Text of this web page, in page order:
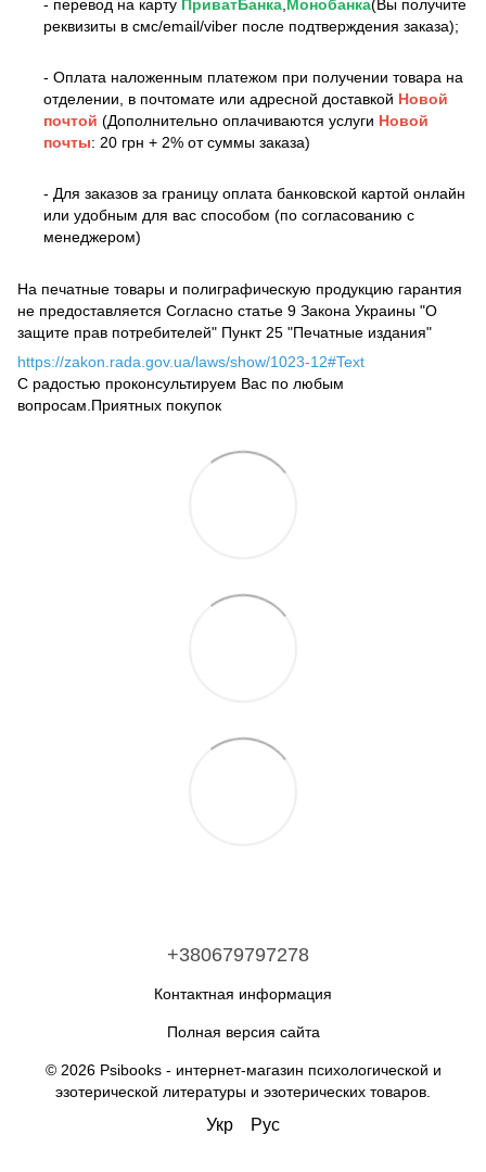
- перевод на карту ПриватБанка Монобанка(Вы получите
реквизиты в смс/email/viber после подтверждения заказа);
- Оплата наложенным платежом при получении товара на
отделении, в почтомате или адресной доставкой Новой
почтой (Дополнительно оплачиваются услуги Новой
почты: 20 грн + 2% от суммы заказа)
- Для заказов за границу оплата банковской картой онлайн
или удобным для вас способом (по согласованию с
менеджером)
На печатные товары и полиграфическую продукцию гарантия
не предоставляется Согласно статье 9 Закона Украины "О
защите прав потребителей" Пункт 25 "Печатные издания"
https://zakon.rada.gov.ua/laws/show/1023-12#Text
С радостью проконсультируем Вас по любым
вопросам.Приятных покупок
+380679797278
Контактная информация
Полная версия сайта
© 2026 Psibooks - интернет-магазин психологической и
эзотерической литературы и эзотерических товаров
Укр Рус